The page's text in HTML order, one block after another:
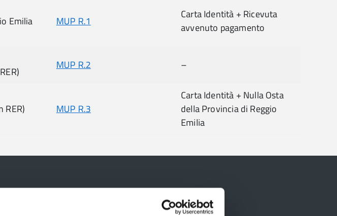
Emilia MUP R.1
Carta Identità + Ricevuta
avvenuto pagamento
MUP R.2 –
RER) MUP R.3
Carta Identità + Nulla Osta
della Provincia di Reggio
Emilia